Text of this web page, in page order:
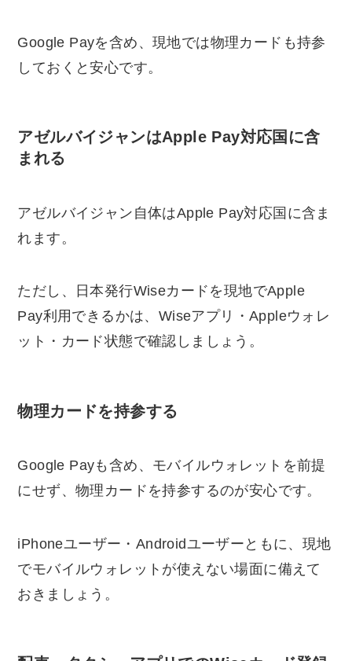
Google Payを含め、現地では物理カードも持参
しておくと安心です。
アゼルバイジャンはApple Pay対応国に含
まれる
アゼルバイジャン自体はApple Pay対応国に含ま
れます。
ただし、日本発行Wiseカードを現地でApple
Pay利用できるかは、Wiseアプリ・Appleウォレ
ット・カード状態で確認しましょう。
物理カードを持参する
Google Payも含め、モバイルウォレットを前提
にせず、物理カードを持参するのが安心です。
iPhoneユーザー・Androidユーザーともに、現地
でモバイルウォレットが使えない場面に備えて
おきましょう。